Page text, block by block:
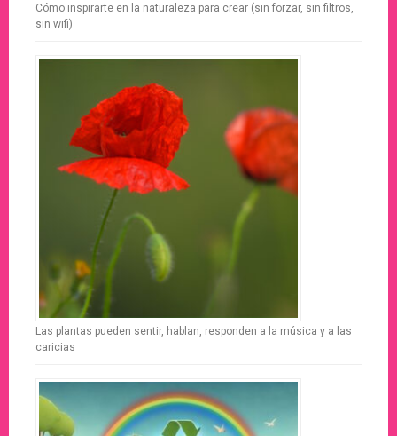
Cómo inspirarte en la naturaleza para crear (sin forzar, sin filtros,
sin wifi)
Las plantas pueden sentir, hablan, responden a la música y a las
caricias